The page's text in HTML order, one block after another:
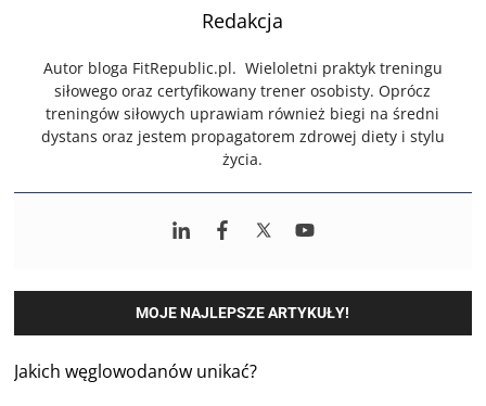
Redakcja
Autor bloga FitRepublic.pl. Wieloletni praktyk treningu
siłowego oraz certyfikowany trener osobisty. Oprócz
treningów siłowych uprawiam również biegi na średni
dystans oraz jestem propagatorem zdrowej diety i stylu
życia.
MOJE NAJLEPSZE ARTYKUŁY!
Jakich węglowodanów unikać?